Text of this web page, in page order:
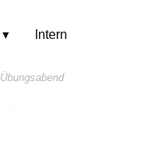
Intern
Übungsabend